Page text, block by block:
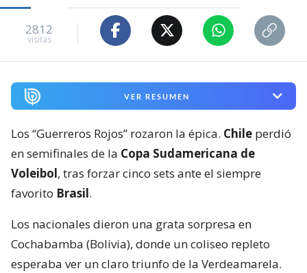
2812
visitas
VER RESUMEN
Los “Guerreros Rojos” rozaron la épica. Chile perdió
en semifinales de la Copa Sudamericana de
Voleibol, tras forzar cinco sets ante el siempre
favorito Brasil.
Los nacionales dieron una grata sorpresa en
Cochabamba (Bolivia), donde un coliseo repleto
esperaba ver un claro triunfo de la Verdeamarela.